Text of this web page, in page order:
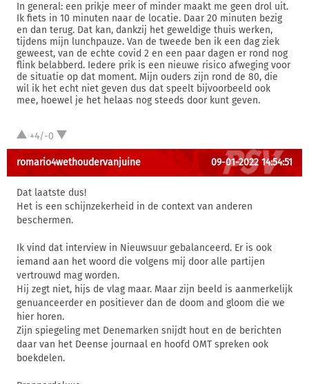
In general: een prikje meer of minder maakt me geen drol uit.
Ik fiets in 10 minuten naar de locatie. Daar 20 minuten bezig
en dan terug. Dat kan, dankzij het geweldige thuis werken,
tijdens mijn lunchpauze. Van de tweede ben ik een dag ziek
geweest, van de echte covid 2 en een paar dagen er rond nog
flink belabberd. Iedere prik is een nieuwe risico afweging voor
de situatie op dat moment. Mijn ouders zijn rond de 80, die
wil ik het echt niet geven dus dat speelt bijvoorbeeld ook
mee, hoewel je het helaas nog steeds door kunt geven.
+4/-0
romario4wethoudervanjuine 09-01-2022 14:54:51
Dat laatste dus!
Het is een schijnzekerheid in de context van anderen
beschermen.
Ik vind dat interview in Nieuwsuur gebalanceerd. Er is ook
iemand aan het woord die volgens mij door alle partijen
vertrouwd mag worden.
Hij zegt niet, hijs de vlag maar. Maar zijn beeld is aanmerkelijk
genuanceerder en positiever dan de doom and gloom die we
hier horen.
Zijn spiegeling met Denemarken snijdt hout en de berichten
daar van het Deense journaal en hoofd OMT spreken ook
boekdelen.